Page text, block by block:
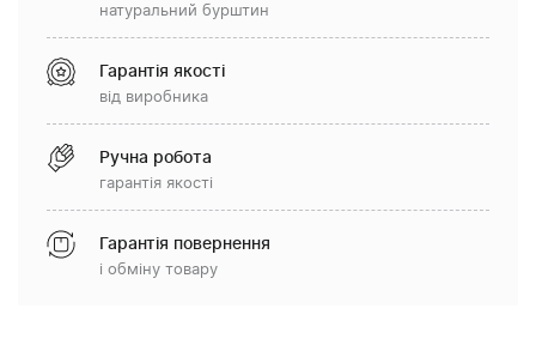
натуральний бурштин
Гарантія якості
від виробника
Ручна робота
гарантія якості
Гарантія повернення
і обміну товару